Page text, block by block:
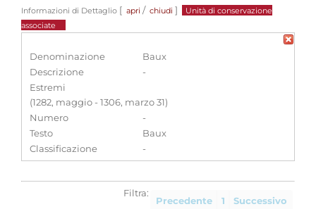
Informazioni di Dettaglio [ apri / chiudi ]
Unità di conservazione
associate
Denominazione
Baux
Descrizione
-
Estremi
(1282, maggio - 1306, marzo 31)
Numero
-
Testo
Baux
Classificazione
-
Precedente 1 Successivo
Filtra: